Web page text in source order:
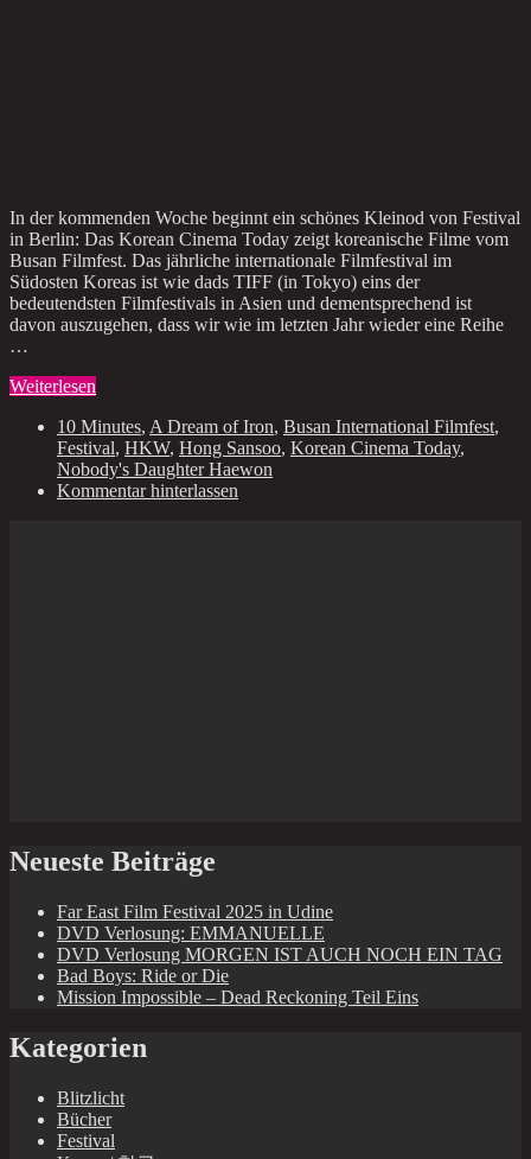
In der kommenden Woche beginnt ein schönes Kleinod von Festival
in Berlin: Das Korean Cinema Today zeigt koreanische Filme vom
Busan Filmfest. Das jährliche internationale Filmfestival im
Südosten Koreas ist wie dads TIFF (in Tokyo) eins der
bedeutendsten Filmfestivals in Asien und dementsprechend ist
davon auszugehen, dass wir wie im letzten Jahr wieder eine Reihe
…
Weiterlesen
10 Minutes, A Dream of Iron, Busan International Filmfest,
Festival, HKW, Hong Sansoo, Korean Cinema Today,
Nobody's Daughter Haewon
Kommentar hinterlassen
Neueste Beiträge
Far East Film Festival 2025 in Udine
DVD Verlosung: EMMANUELLE
DVD Verlosung MORGEN IST AUCH NOCH EIN TAG
Bad Boys: Ride or Die
Mission Impossible – Dead Reckoning Teil Eins
Kategorien
Blitzlicht
Bücher
Festival